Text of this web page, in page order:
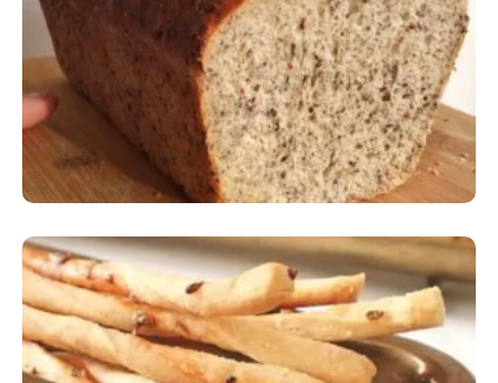
Comer Bem: Pão Low Carb
Comer Bem: Palitinhos De Cebola E Salsa